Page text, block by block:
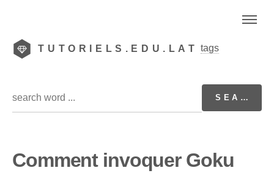
TUTORIELS.EDU.LAT tags
Comment invoquer Goku